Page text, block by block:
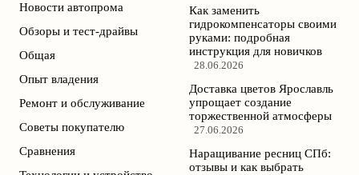
Новости автопрома
Обзоры и тест-драйвы
Общая
Опыт владения
Ремонт и обслуживание
Советы покупателю
Сравнения
Как заменить
гидрокомпенсаторы своими
руками: подробная
инструкция для новичков
28.06.2026
Доставка цветов Ярославль
упрощает создание
торжественной атмосферы
27.06.2026
Наращивание ресниц СПб:
отзывы и как выбрать